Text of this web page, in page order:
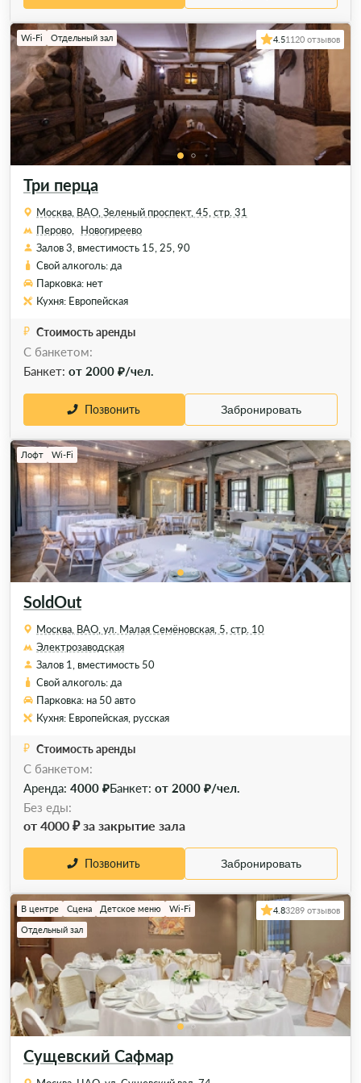
Три перца
Wi-Fi Отдельный зал 4.51120 отзывов
Москва, ВАО, Зеленый проспект, 45, стр. 31
Перово,
Новогиреево
Залов 3, вместимость 15, 25, 90
Свой алкоголь: да
Парковка: нет
Кухня: Европейская
Стоимость аренды
С банкетом:
Банкет: от 2000 ₽/чел.
Позвонить Забронировать
SoldOut
Лофт Wi-Fi
Москва, ВАО, ул. Малая Семёновская, 5, стр. 10
Электрозаводская
Залов 1, вместимость 50
Свой алкоголь: да
Парковка: на 50 авто
Кухня: Европейская, русская
Стоимость аренды
C банкетом:
Аренда: 4000 ₽Банкет: от 2000 ₽/чел.
Без еды:
от 4000 ₽ за закрытие зала
Позвонить Забронировать
Сущевский Сафмар
В центре Сцена Детское меню
Wi-Fi
Отдельный зал
4.83289 отзывов